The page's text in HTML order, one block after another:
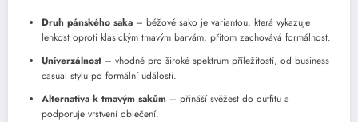
Druh pánského saka – béžové sako je variantou, která vykazuje
lehkost oproti klasickým tmavým barvám, přitom zachovává formálnost.
Univerzálnost – vhodné pro široké spektrum příležitostí, od business
casual stylu po formální události.
Alternativa k tmavým sakům – přináší svěžest do outfitu a
podporuje vrstvení oblečení.